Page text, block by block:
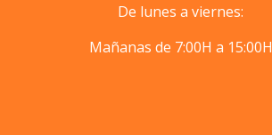
De lunes a viernes:
Mañanas de 7:00H a 15:00H